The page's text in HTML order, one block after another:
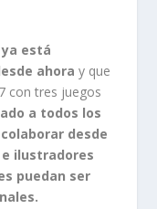
está
ahora y que
con tres juegos
a todos los
desde
ilustradores
puedan ser